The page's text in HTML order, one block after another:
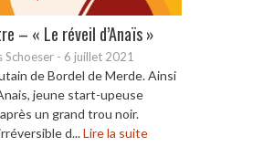
– « Le réveil d’Anaïs »
Schoeser - 6 juillet 2021
de Bordel de Merde. Ainsi
jeune start-upeuse
un grand trou noir.
d...Lire la suite